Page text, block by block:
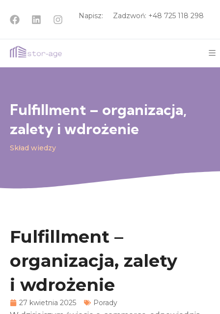
Napisz: Zadzwoń: +48 725 118 298
Fulfillment – organizacja,
zalety i wdrożenie
Skład wiedzy
Fulfillment –
organizacja, zalety
i wdrożenie
27 kwietnia 2025 Porady